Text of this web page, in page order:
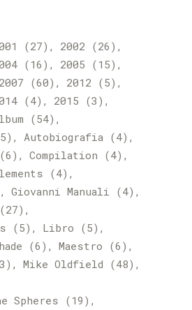
(27) 2002 (26)
(16) 2005 (15)
2007 (60) 2012 (5)
(4) 2015 (3)
(54)
Autobiografia (4)
(6) Compilation (4)
(4)
Giovanni Manuali
(4)
(27)
(5) Libro (5)
(6) Maestro (6)
Mike Oldfield (48)
Spheres (19)